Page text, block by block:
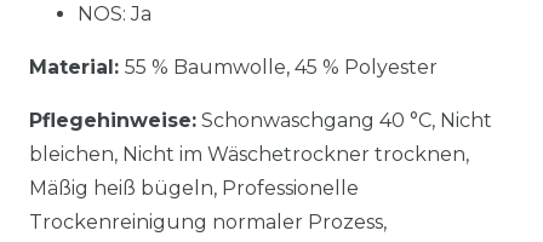
NOS: Ja
Material: 55 % Baumwolle, 45 % Polyester
Pflegehinweise: Schonwaschgang 40 °C, Nicht
bleichen, Nicht im Wäschetrockner trocknen,
Mäßig heiß bügeln, Professionelle
Trockenreinigung normaler Prozess,